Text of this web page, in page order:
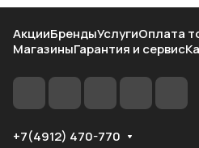
АкцииБрендыУслугиОплата
МагазиныГарантия и сервис
+7(4912) 470-770